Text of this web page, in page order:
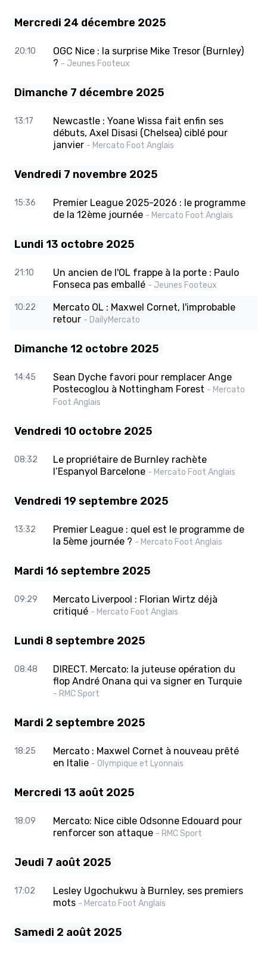
Mercredi 24 décembre 2025
20:10
OGC Nice : la surprise Mike Tresor (Burnley)
? - Jeunes Footeux
Dimanche 7 décembre 2025
13:17
Newcastle : Yoane Wissa fait enfin ses
débuts, Axel Disasi (Chelsea) ciblé pour
janvier - Mercato Foot Anglais
Vendredi 7 novembre 2025
15:36
Premier League 2025-2026 : le programme
de la 12ème journée - Mercato Foot Anglais
Lundi 13 octobre 2025
21:10
Un ancien de l'OL frappe à la porte : Paulo
Fonseca pas emballé - Jeunes Footeux
10:22
Mercato OL : Maxwel Cornet, l'improbable
retour - DailyMercato
Dimanche 12 octobre 2025
14:45
Sean Dyche favori pour remplacer Ange
Postecoglou à Nottingham Forest - Mercato
Foot Anglais
Vendredi 10 octobre 2025
08:32
Le propriétaire de Burnley rachète
l’Espanyol Barcelone - Mercato Foot Anglais
Vendredi 19 septembre 2025
13:32
Premier League : quel est le programme de
la 5ème journée ? - Mercato Foot Anglais
Mardi 16 septembre 2025
09:29
Mercato Liverpool : Florian Wirtz déjà
critiqué - Mercato Foot Anglais
Lundi 8 septembre 2025
08:48
DIRECT. Mercato: la juteuse opération du
flop André Onana qui va signer en Turquie
- RMC Sport
Mardi 2 septembre 2025
18:25
Mercato : Maxwel Cornet à nouveau prêté
en Italie - Olympique et Lyonnais
Mercredi 13 août 2025
18:09
Mercato: Nice cible Odsonne Edouard pour
renforcer son attaque - RMC Sport
Jeudi 7 août 2025
17:02
Lesley Ugochukwu à Burnley, ses premiers
mots - Mercato Foot Anglais
Samedi 2 août 2025